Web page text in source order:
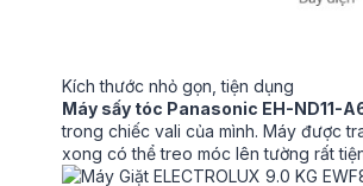
Kích thước nhỏ gọn, tiện dụng
Máy sấy tóc Panasonic EH-ND11-
trong chiếc vali của mình. Máy được
xong có thể treo móc lên tường rất